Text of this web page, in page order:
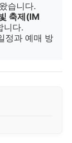
습니다.
축제(IM
니다.
정과 예매 방